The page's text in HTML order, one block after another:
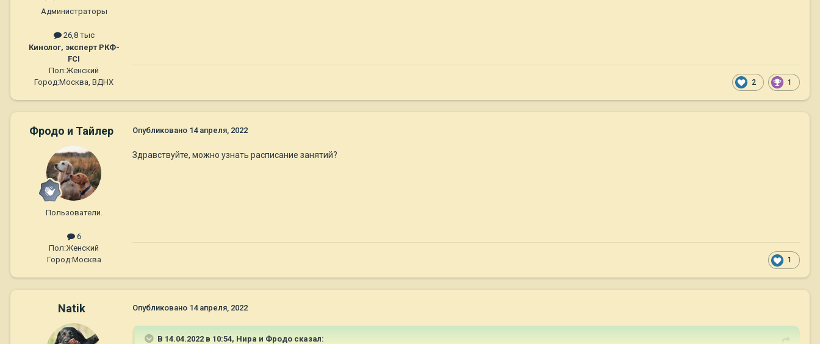
Администраторы
26,8 тыс
Кинолог, эксперт РКФ-
FCI
Пол:Женский
Город:Москва, ВДНХ 2 1
Фродо и Тайлер
Пользователи.
6
Пол:Женский
Город:Москва
Опубликовано 14 апреля, 2022
Здравствуйте, можно узнать расписание занятий?
1
Natik Опубликовано 14 апреля, 2022
В 14.04.2022 в 10:54, Нира и Фродо сказал: